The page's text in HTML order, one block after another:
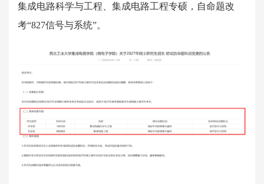
集成电路科学与工程、集成电路工程专硕，自命题改
考“827信号与系统”。